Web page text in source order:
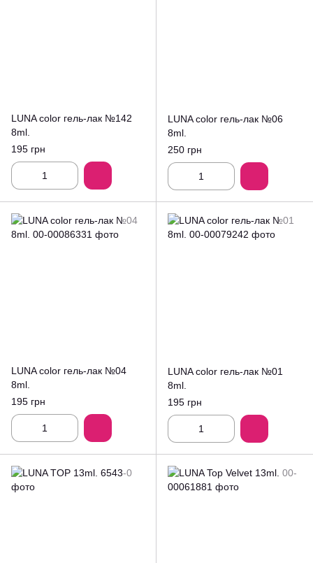
LUNA color гель-лак №142
8ml.
195 грн
LUNA color гель-лак №06
8ml.
250 грн
LUNA color гель-лак №04
8ml.
195 грн
LUNA color гель-лак №01
8ml.
195 грн